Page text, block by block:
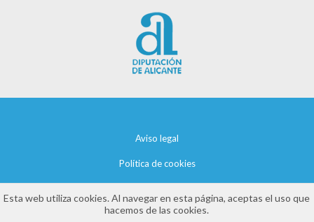
Aviso legal
Política de cookies
Esta web utiliza cookies. Al navegar en esta página, aceptas el uso que
hacemos de las cookies.